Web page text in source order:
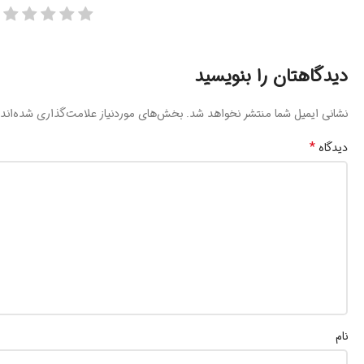
دیدگاهتان را بنویسید
نشانی ایمیل شما منتشر نخواهد شد. بخش‌های موردنیاز علامت‌گذاری
دیدگاه*
نام